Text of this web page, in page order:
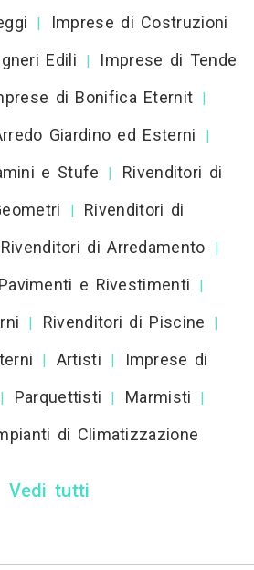
|
Imprese di Costruzioni
Edili |
Imprese di Tende
di Bonifica Eternit |
Giardino ed Esterni |
e Stufe |
Rivenditori di
|
Rivenditori di
Rivenditori di Arredamento |
e Rivestimenti |
| Rivenditori di Piscine |
| Artisti |
Imprese di
| Parquettisti | Marmisti |
di Climatizzazione
Vedi tutti